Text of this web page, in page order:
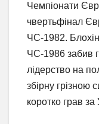
Чемпіонати
чвертьфінал
ЧС-1982. Блохін
ЧС-1986 забив
лідерство на
збірну грізною
коротко грав за